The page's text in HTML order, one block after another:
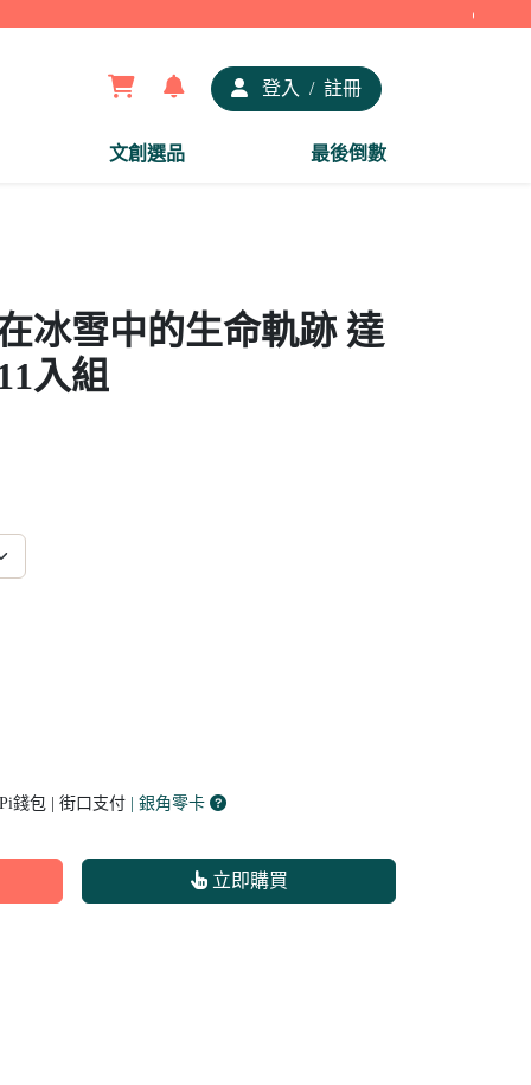
登入 / 註冊
文創選品 最後倒數
冰雪中的生命軌跡 達
入組
錢包 | 街口支付 | 銀角零卡
立即購買